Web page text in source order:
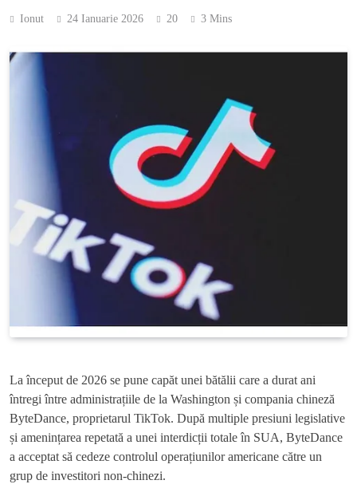
Ionut 24 Ianuarie 2026 20 3 Mins
La început de 2026 se pune capăt unei bătălii care a durat ani
întregi între administrațiile de la Washington și compania chineză
ByteDance, proprietarul TikTok. După multiple presiuni legislative
și amenințarea repetată a unei interdicții totale în SUA, ByteDance
a acceptat să cedeze controlul operațiunilor americane către un
grup de investitori non-chinezi.